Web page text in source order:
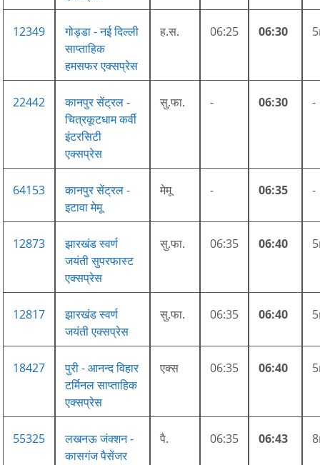
12349
गोड्डा - नई दिल्ली
साप्ताहिक
हमसफर एक्सप्रेस
ह.स. 06:25 06:30
22442
कानपुर सेंट्रल -
चित्रकूटधाम कर्वी
इंटरसिटी
एक्सप्रेस
सु.फा. - 06:30 -
64153
कानपुर सेंट्रल -
इटावा मेमू
मेमू - 06:35 -
12873
झारखंड स्वर्ण
जयंती सुपरफास्ट
एक्सप्रेस
सु.फा. 06:35 06:40
12817
झारखंड स्वर्ण
जयंती एक्सप्रेस
सु.फा. 06:35 06:40
18427
पुरी - आनन्द विहार
टर्मिनल साप्ताहिक
एक्सप्रेस
एक्स 06:35 06:40
55325
लखनऊ जंक्शन -
कासगंज पैसेंजर
पै. 06:35 06:43